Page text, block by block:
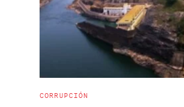
CORRUPCIÓN